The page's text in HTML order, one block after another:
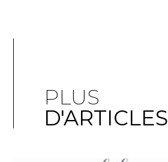
PLUS
D'ARTICLES